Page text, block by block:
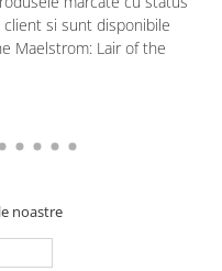
si sunt disponibile
Maelstrom: Lair of the
noastre